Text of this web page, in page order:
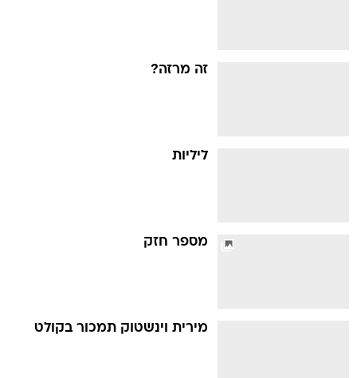
זה מרזה?
ליליות
מספר חזק
מירית וינשטוק תמכור בקולט